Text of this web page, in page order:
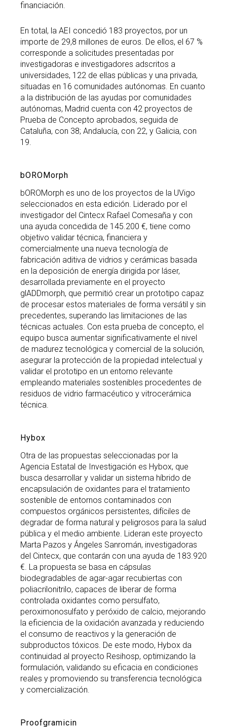
financiación.
En total, la AEI concedió 183 proyectos, por un
importe de 29,8 millones de euros. De ellos, el 67 %
corresponde a solicitudes presentadas por
investigadoras e investigadores adscritos a
universidades, 122 de ellas públicas y una privada,
situadas en 16 comunidades autónomas. En cuanto
a la distribución de las ayudas por comunidades
autónomas, Madrid cuenta con 42 proyectos de
Prueba de Concepto aprobados, seguida de
Cataluña, con 38; Andalucía, con 22, y Galicia, con
19.
bOROMorph
bOROMorph es uno de los proyectos de la UVigo
seleccionados en esta edición. Liderado por el
investigador del Cintecx Rafael Comesaña y con
una ayuda concedida de 145.200 €, tiene como
objetivo validar técnica, financiera y
comercialmente una nueva tecnología de
fabricación aditiva de vidrios y cerámicas basada
en la deposición de energía dirigida por láser,
desarrollada previamente en el proyecto
glADDmorph, que permitió crear un prototipo capaz
de procesar estos materiales de forma versátil y sin
precedentes, superando las limitaciones de las
técnicas actuales. Con esta prueba de concepto, el
equipo busca aumentar significativamente el nivel
de madurez tecnológica y comercial de la solución,
asegurar la protección de la propiedad intelectual y
validar el prototipo en un entorno relevante
empleando materiales sostenibles procedentes de
residuos de vidrio farmacéutico y vitrocerámica
técnica.
Hybox
Otra de las propuestas seleccionadas por la
Agencia Estatal de Investigación es Hybox, que
busca desarrollar y validar un sistema híbrido de
encapsulación de oxidantes para el tratamiento
sostenible de entornos contaminados con
compuestos orgánicos persistentes, difíciles de
degradar de forma natural y peligrosos para la salud
pública y el medio ambiente. Lideran este proyecto
Marta Pazos y Ángeles Sanromán, investigadoras
del Cintecx, que contarán con una ayuda de 183.920
€. La propuesta se basa en cápsulas
biodegradables de agar-agar recubiertas con
poliacrilonitrilo, capaces de liberar de forma
controlada oxidantes como persulfato,
peroximonosulfato y peróxido de calcio, mejorando
la eficiencia de la oxidación avanzada y reduciendo
el consumo de reactivos y la generación de
subproductos tóxicos. De este modo, Hybox da
continuidad al proyecto Resihosp, optimizando la
formulación, validando su eficacia en condiciones
reales y promoviendo su transferencia tecnológica
y comercialización.
Proofgramicin